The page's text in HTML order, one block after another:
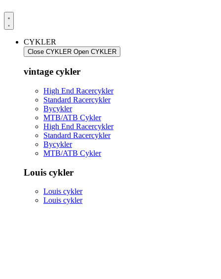
CYKLER
Close CYKLER Open CYKLER
vintage cykler
High End Racercykler
Standard Racercykler
Bycykler
MTB/ATB Cykler
High End Racercykler
Standard Racercykler
Bycykler
MTB/ATB Cykler
Louis cykler
Louis cykler
Louis cykler